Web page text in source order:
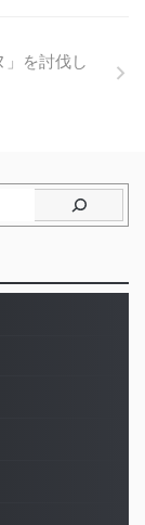
を討伐し